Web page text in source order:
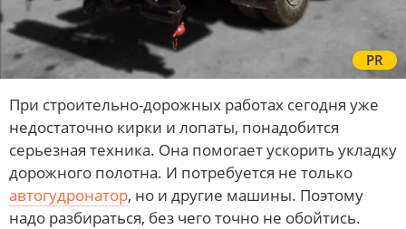
PR
При строительно-дорожных работах сегодня уже
недостаточно кирки и лопаты, понадобится
серьезная техника. Она помогает ускорить укладку
дорожного полотна. И потребуется не только
автогудронатор, но и другие машины. Поэтому
надо разбираться, без чего точно не обойтись.